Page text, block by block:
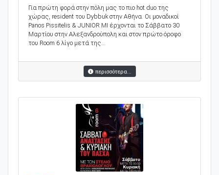
Για πρώτη φορά στην πόλη μας το πιο hot duo της
χώρας, resident του Dybbuk στην Αθήνα. Οι μοναδικοί
Panos Pissitelis & JUNIOR MI έρχονται το Σάββατο 30
Μαρτίου στην Αλεξανδρούπολη και στον πρώτο όροφο
του Room 6 λίγο μετά της...
περισσότερα...